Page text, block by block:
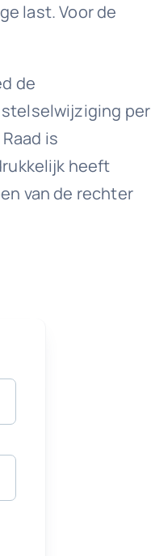
last. Voor de
de
stelselwijziging per
is
heeft
van de rechter